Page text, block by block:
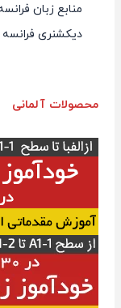
منابع زبان فرانسه
دیکشنری فرانسه
محصولات آلمانی